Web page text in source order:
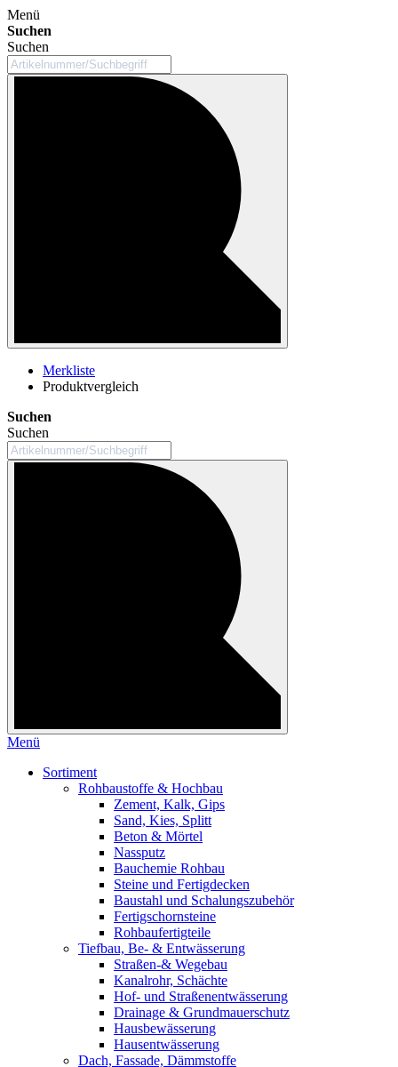
Menü
Suchen
Suchen
Merkliste
Produktvergleich
Suchen
Suchen
Menü
Sortiment
Rohbaustoffe & Hochbau
Zement, Kalk, Gips
Sand, Kies, Splitt
Beton & Mörtel
Nassputz
Bauchemie Rohbau
Steine und Fertigdecken
Baustahl und Schalungszubehör
Fertigschornsteine
Rohbaufertigteile
Tiefbau, Be- & Entwässerung
Straßen-& Wegebau
Kanalrohr, Schächte
Hof- und Straßenentwässerung
Drainage & Grundmauerschutz
Hausbewässerung
Hausentwässerung
Dach, Fassade, Dämmstoffe